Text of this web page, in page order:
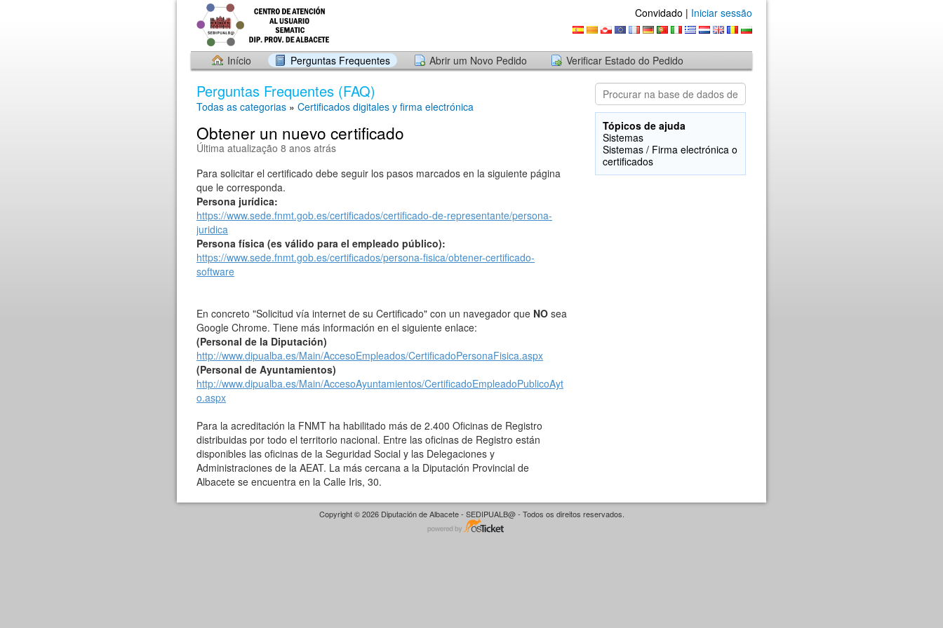
Convidado | Iniciar sessão
Início Perguntas Frequentes Abrir um Novo Pedido Verificar Estado do Pedido
Perguntas Frequentes (FAQ)
Todas as categorias » Certificados digitales y firma electrónica
Obtener un nuevo certificado
Última atualização 8 anos atrás
Para solicitar el certificado debe seguir los pasos marcados en la siguiente página
que le corresponda.
Persona jurídica:
https://www.sede.fnmt.gob.es/certificados/certificado-de-representante/persona-
juridica
Persona física (es válido para el empleado público):
https://www.sede.fnmt.gob.es/certificados/persona-fisica/obtener-certificado-
software
En concreto "Solicitud vía internet de su Certificado" con un navegador que NO sea
Google Chrome. Tiene más información en el siguiente enlace:
(Personal de la Diputación)
http://www.dipualba.es/Main/AccesoEmpleados/CertificadoPersonaFisica.aspx
(Personal de Ayuntamientos)
http://www.dipualba.es/Main/AccesoAyuntamientos/CertificadoEmpleadoPublicoAyt
o.aspx
Para la acreditación la FNMT ha habilitado más de 2.400 Oficinas de Registro
distribuidas por todo el territorio nacional. Entre las oficinas de Registro están
disponibles las oficinas de la Seguridad Social y las Delegaciones y
Administraciones de la AEAT. La más cercana a la Diputación Provincial de
Albacete se encuentra en la Calle Iris, 30.
Tópicos de ajuda
Sistemas
Sistemas / Firma electrónica o
certificados
Copyright © 2026 Diputación de Albacete - SEDIPUALB@ - Todos os direitos reservados.